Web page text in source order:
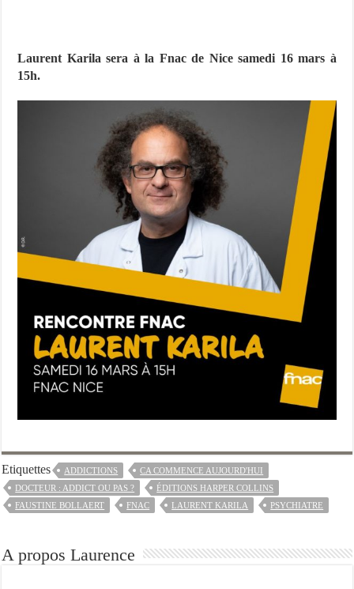
Laurent Karila sera à la Fnac de Nice samedi 16 mars à
15h.
Etiquettes ADDICTIONS
CA COMMENCE AUJOURD'HUI
DOCTEUR : ADDICT OU PAS ?
ÉDITIONS HARPER COLLINS
FAUSTINE BOLLAERT
FNAC LAURENT KARILA PSYCHIATRE
A propos Laurence